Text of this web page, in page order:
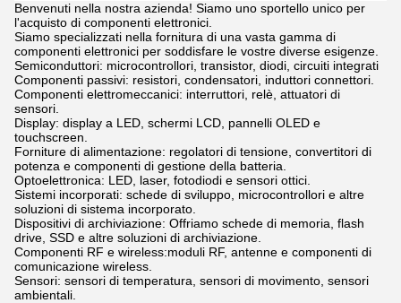
Benvenuti nella nostra azienda! Siamo uno sportello unico per
l'acquisto di componenti elettronici.
Siamo specializzati nella fornitura di una vasta gamma di
componenti elettronici per soddisfare le vostre diverse esigenze.
Semiconduttori: microcontrollori, transistor, diodi, circuiti integrati
Componenti passivi: resistori, condensatori, induttori connettori.
Componenti elettromeccanici: interruttori, relè, attuatori di
sensori.
Display: display a LED, schermi LCD, pannelli OLED e
touchscreen.
Forniture di alimentazione: regolatori di tensione, convertitori di
potenza e componenti di gestione della batteria.
Optoelettronica: LED, laser, fotodiodi e sensori ottici.
Sistemi incorporati: schede di sviluppo, microcontrollori e altre
soluzioni di sistema incorporato.
Dispositivi di archiviazione: Offriamo schede di memoria, flash
drive, SSD e altre soluzioni di archiviazione.
Componenti RF e wireless:moduli RF, antenne e componenti di
comunicazione wireless.
Sensori: sensori di temperatura, sensori di movimento, sensori
ambientali.